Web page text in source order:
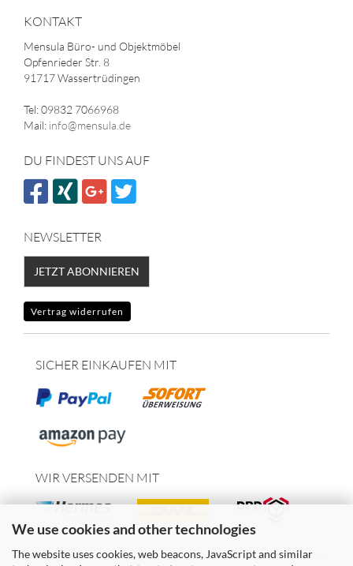
We use cookies and other technologies
The website uses cookies, web beacons, JavaScript and similar
KONTAKT
Mensula Büro- und Objektmöbel
Opfenrieder Str. 8
91717 Wassertrüdingen
Tel: 09832 7066968
Mail: info@mensula.de
DU FINDEST UNS AUF
NEWSLETTER
JETZT ABONNIEREN
Vertrag widerrufen
SICHER EINKAUFEN MIT
WIR VERSENDEN MIT